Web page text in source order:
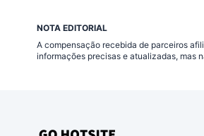
NOTA EDITORIAL
A compensação recebida de parceiros
informações precisas e atualizadas, mas